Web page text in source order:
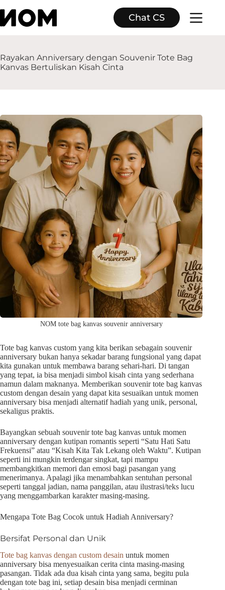
to
content
Chat CS
Rayakan Anniversary dengan Souvenir Tote Bag
Kanvas Bertuliskan Kisah Cinta
NOM tote bag kanvas souvenir anniversary
Tote bag kanvas custom yang kita berikan sebagain souvenir
anniversary bukan hanya sekadar barang fungsional yang dapat
kita gunakan untuk membawa barang sehari-hari. Di tangan
yang tepat, ia bisa menjadi simbol kisah cinta yang sederhana
namun dalam maknanya. Memberikan souvenir tote bag kanvas
custom dengan desain yang dapat kita sesuaikan untuk momen
anniversary bisa menjadi alternatif hadiah yang unik, personal,
sekaligus praktis.
Bayangkan sebuah souvenir tote bag kanvas untuk momen
anniversary dengan kutipan romantis seperti “Satu Hati Satu
Frekuensi” atau “Kisah Kita Tak Lekang oleh Waktu”. Kutipan
seperti ini mungkin terdengar singkat, tapi mampu
membangkitkan memori dan emosi bagi pasangan yang
menerimanya. Apalagi jika menambahkan sentuhan personal
seperti tanggal jadian, nama panggilan, atau ilustrasi/teks lucu
yang menggambarkan karakter masing-masing.
Mengapa Tote Bag Cocok untuk Hadiah Anniversary?
Bersifat Personal dan Unik
Tote bag kanvas dengan custom desain untuk momen
anniversary bisa menyesuaikan cerita cinta masing-masing
pasangan. Tidak ada dua kisah cinta yang sama, begitu pula
dengan tote bag ini, setiap desain bisa menjadi cerminan